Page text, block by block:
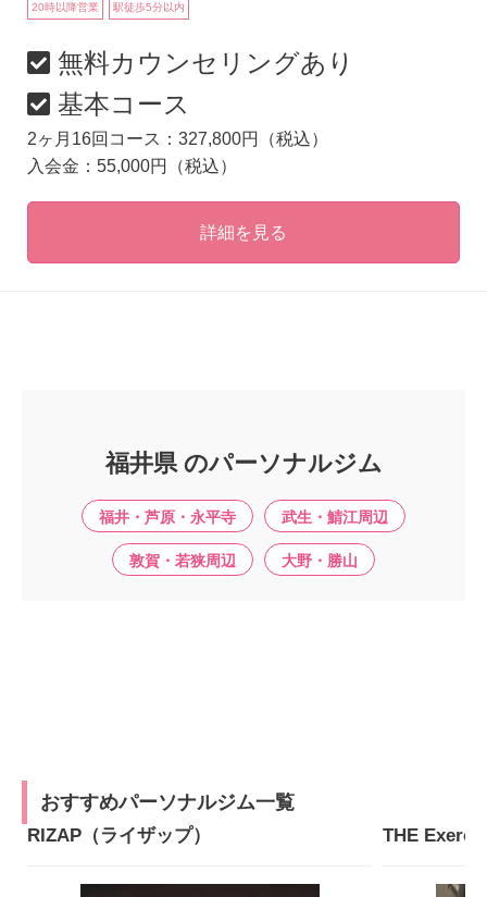
20時以降営業 駅徒歩5分以内
無料カウンセリングあり
基本コース
2ヶ月16回コース：327,800円（税込）
入会金：55,000円（税込）
詳細を見る
福井県 のパーソナルジム
福井・芦原・永平寺 武生・鯖江周辺
敦賀・若狭周辺 大野・勝山
おすすめパーソナルジム一覧
RIZAP（ライザップ）